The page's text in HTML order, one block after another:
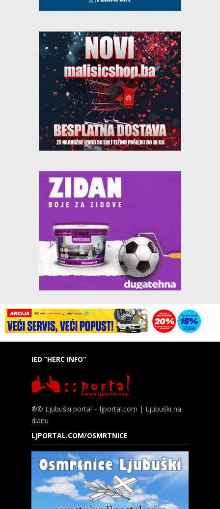
IED “HERC INFO”
®© Ljubuški portal – ljportal.com | Ljubuški na
dlanu
LJPORTAL.COM/OSMRTNICE